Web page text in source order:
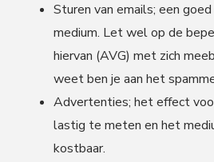
Sturen van emails; een
medium. Let wel op de
hiervan (AVG) met zich
weet ben je aan het
Advertenties; het effect
lastig te meten en het
kostbaar.